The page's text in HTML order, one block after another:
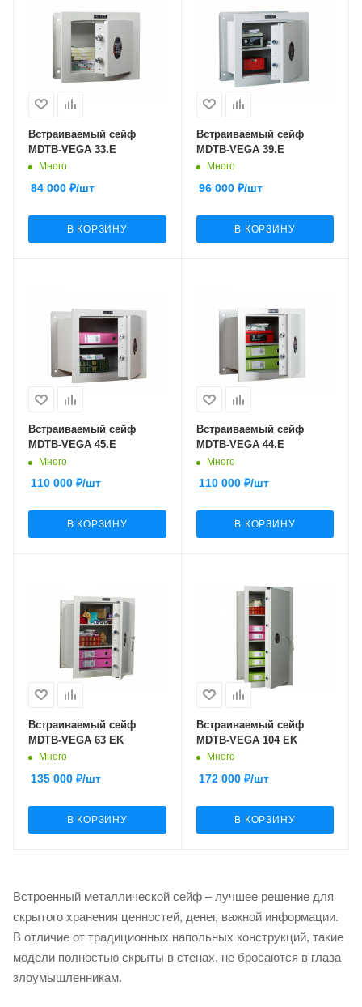
Встраиваемый сейф
MDTB-VEGA 33.E
Много
84 000 ₽/шт
В КОРЗИНУ
Встраиваемый сейф
MDTB-VEGA 39.E
Много
96 000₽/шт
В КОРЗИНУ
Встраиваемый сейф
MDTB-VEGA 45.E
Много
110 000 ₽/шт
В КОРЗИНУ
Встраиваемый сейф
MDTB-VEGA 44.E
Много
110 000₽/шт
В КОРЗИНУ
Встраиваемый сейф
MDTB-VEGA 63 EK
Много
135 000 ₽/шт
В КОРЗИНУ
Встраиваемый сейф
MDTB-VEGA 104 EK
Много
172 000₽/шт
В КОРЗИНУ
Встроенный металлической сейф – лучшее решение для
скрытого хранения ценностей, денег, важной информации.
В отличие от традиционных напольных конструкций, такие
модели полностью скрыты в стенах, не бросаются в глаза
злоумышленникам.